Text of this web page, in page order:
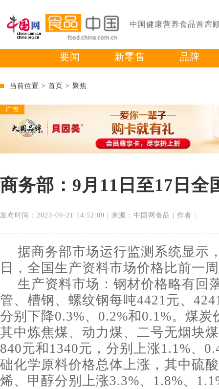
中国健康营养食品首席
要闻 新零售 品牌
当前位置 > 首页 > 聚焦
商务部：9月11日至17日
发布时间：2023-09-21 14:52:09 | 来源：中国网食品 | 作者：
据商务部市场运行监测系统显示
日，全国生产资料市场价格比前一
生产资料市场：钢材价格略有回
管、槽钢、螺纹钢每吨4421元、
分别下降0.3%、0.2%和0.1%。煤炭
其中炼焦煤、动力煤、二号无烟块
840元和1340元，分别上涨1.1%、
础化学原料价格总体上涨，其中硫
烯、甲醇分别上涨3.3%、1.8%、